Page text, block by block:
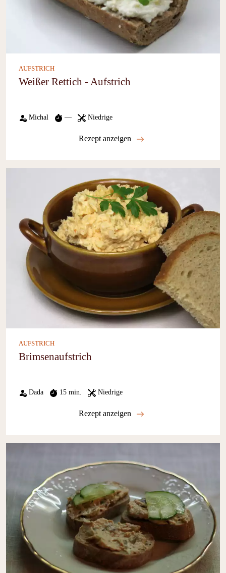
AUFSTRICH
Weißer Rettich - Aufstrich
Michal — Niedrige
Rezept anzeigen
AUFSTRICH
Brimsenaufstrich
Dada 15 min. Niedrige
Rezept anzeigen